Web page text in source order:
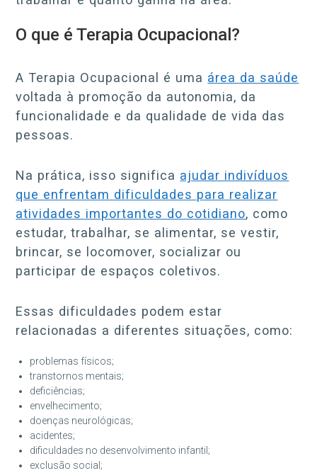
O que é Terapia Ocupacional?
A Terapia Ocupacional é uma área da saúde
voltada à promoção da autonomia, da
funcionalidade e da qualidade de vida das
pessoas.
Na prática, isso significa ajudar indivíduos
que enfrentam dificuldades para realizar
atividades importantes do cotidiano, como
estudar, trabalhar, se alimentar, se vestir,
brincar, se locomover, socializar ou
participar de espaços coletivos.
Essas dificuldades podem estar
relacionadas a diferentes situações, como:
problemas físicos;
transtornos mentais;
deficiências;
envelhecimento;
doenças neurológicas;
acidentes;
dificuldades no desenvolvimento infantil;
exclusão social;